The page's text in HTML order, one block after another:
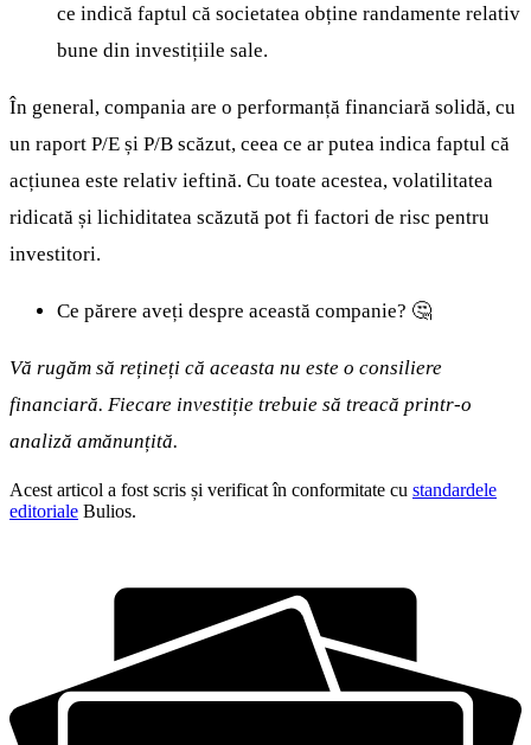
ce indică faptul că societatea obține randamente relativ
bune din investițiile sale.
În general, compania are o performanță financiară solidă, cu
un raport P/E și P/B scăzut, ceea ce ar putea indica faptul că
acțiunea este relativ ieftină. Cu toate acestea, volatilitatea
ridicată și lichiditatea scăzută pot fi factori de risc pentru
investitori.
Ce părere aveți despre această companie? 🤔
Vă rugăm să rețineți că aceasta nu este o consiliere
financiară. Fiecare investiție trebuie să treacă printr-o
analiză amănunțită.
Acest articol a fost scris și verificat în conformitate cu standardele
editoriale Bulios.